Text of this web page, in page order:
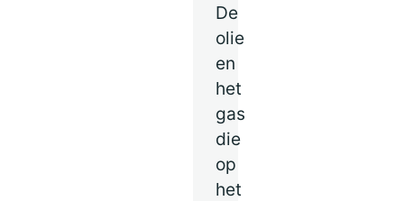
De
olie
en
het
gas
die
op
het